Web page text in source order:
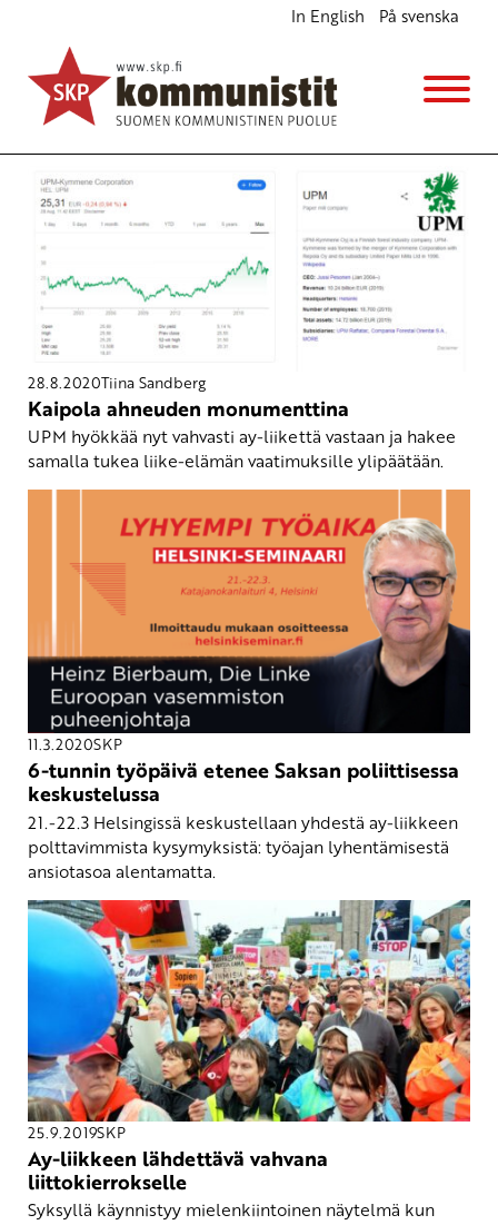
In English På svenska
ay-liike
28.8.2020Tiina Sandberg
Kaipola ahneuden monumenttina
UPM hyökkää nyt vahvasti ay-liikettä vastaan ja hakee
samalla tukea liike-elämän vaatimuksille ylipäätään.
11.3.2020SKP
6-tunnin työpäivä etenee Saksan poliittisessa
keskustelussa
21.-22.3 Helsingissä keskustellaan yhdestä ay-liikkeen
polttavimmista kysymyksistä: työajan lyhentämisestä
ansiotasoa alentamatta.
25.9.2019SKP
Ay-liikkeen lähdettävä vahvana
liittokierrokselle
Syksyllä käynnistyy mielenkiintoinen näytelmä kun